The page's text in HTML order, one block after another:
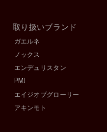
取り扱いブランド
ガエルネ
ノックス
エンデュリスタン
PMJ
エイジオブグローリー
アキンモト